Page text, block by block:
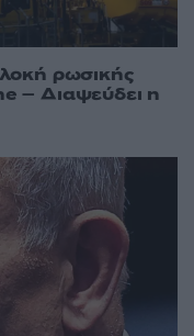
ρωσικής
– Διαψεύδει η